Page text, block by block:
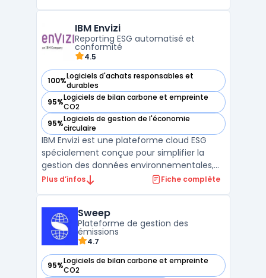
conformité comme la CSRD et SFDR. Avec
des outils avancés tels que ...
IBM Envizi
Reporting ESG automatisé et
conformité
4.5
100%Logiciels d'achats responsables et
durables
— voir IBM Envizi dans cette catégorie
95%Logiciels de bilan carbone et empreinte
CO2
— voir IBM Envizi dans cette catégorie
95%Logiciels de gestion de l'économie
circulaire
— voir IBM Envizi dans cette catégorie
IBM Envizi est une plateforme cloud ESG
spécialement conçue pour simplifier la
gestion des données environnementales,
sociales et de gouvernance (ESG). Avec
Envizi automatise la collecte de plus de 500
types de données, ...
Plus d’infos Fiche complète
Sweep
Plateforme de gestion des
émissions
4.7
95%Logiciels de bilan carbone et empreinte
CO2
— voir Sweep dans cette catégorie